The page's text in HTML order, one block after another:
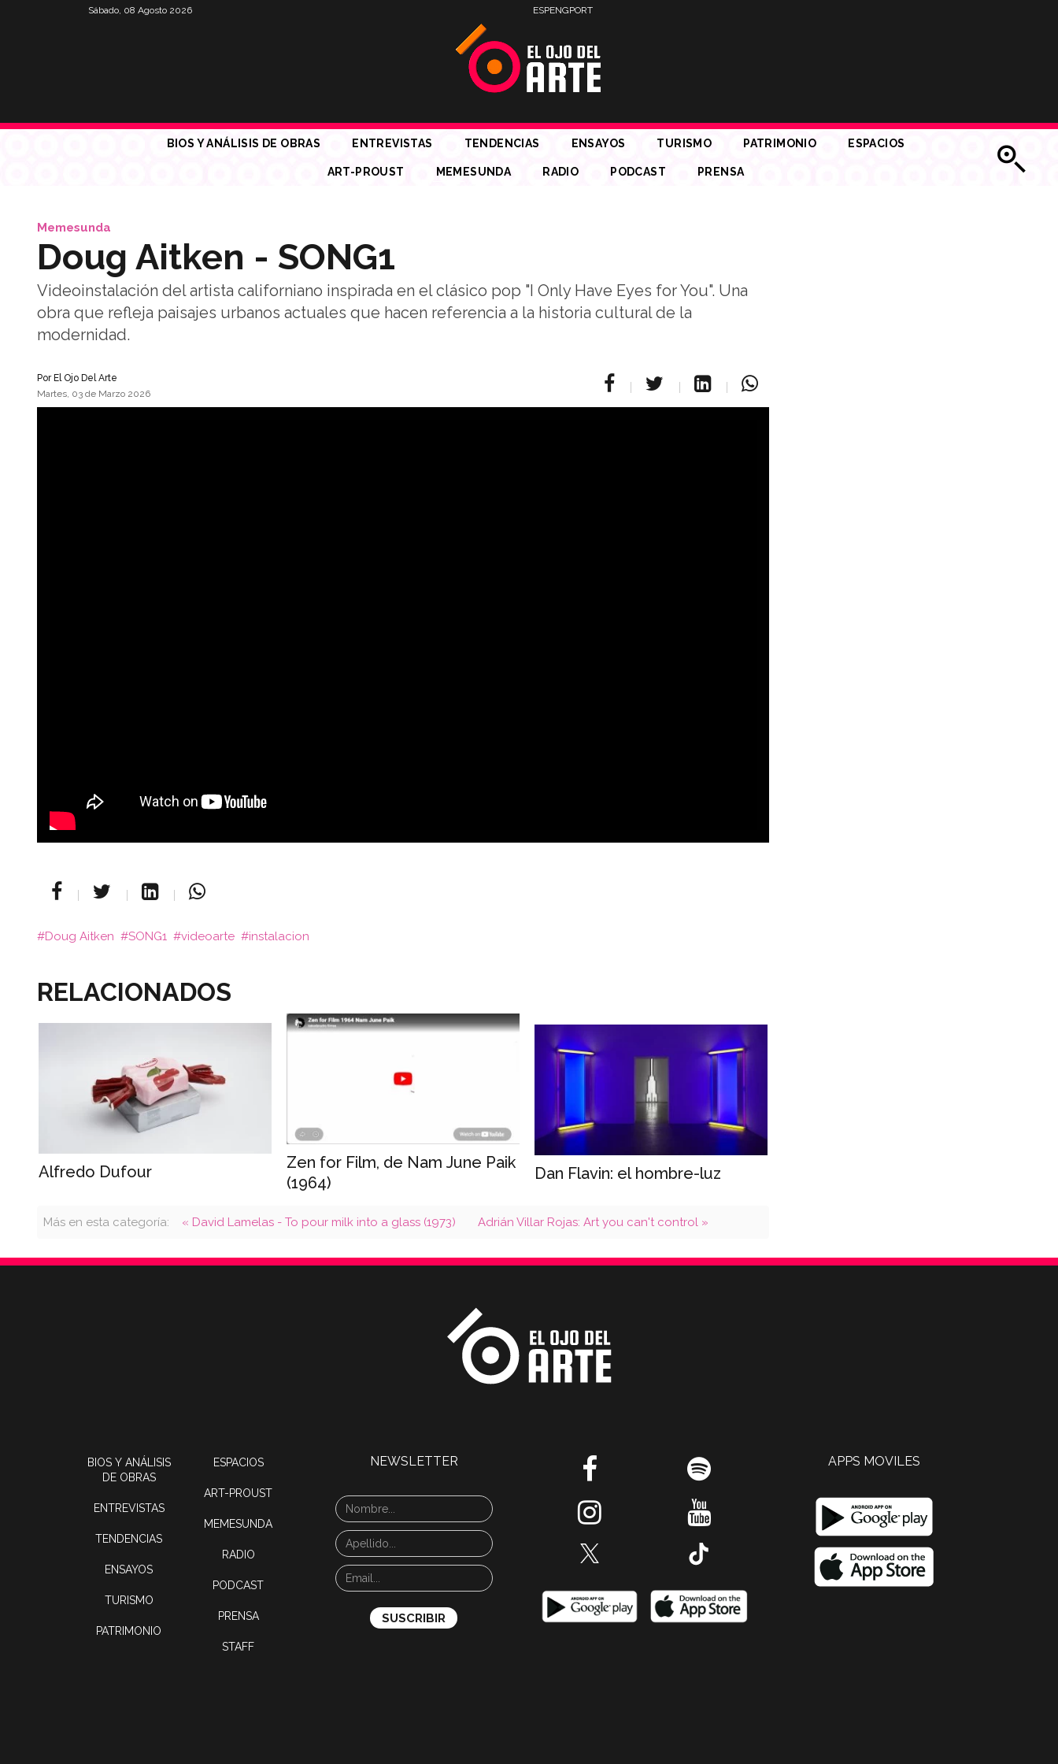
Sábado, 08 Agosto 2026 ESPENGPORT
BIOS Y ANÁLISIS DE OBRAS ENTREVISTAS TENDENCIAS ENSAYOS TURISMO PATRIMONIO ESPACIOS
ART-PROUST MEMESUNDA RADIO PODCAST PRENSA
Memesunda
Doug Aitken - SONG1
Videoinstalación del artista californiano inspirada en el clásico pop "I Only Have Eyes for You". Una
obra que refleja paisajes urbanos actuales que hacen referencia a la historia cultural de la
modernidad.
PorEl Ojo Del Arte
Martes, 03 de Marzo 2026
Doug Aitken SONG1 videoarte instalacion
RELACIONADOS
Alfredo Dufour
Zen for Film, de Nam June Paik
(1964)
Dan Flavin: el hombre-luz
Más en esta categoría: « David Lamelas - To pour milk into a glass (1973) Adrián Villar Rojas: Art you can't control »
BIOS Y ANÁLISIS
DE OBRAS
ENTREVISTAS
TENDENCIAS
ENSAYOS
TURISMO
PATRIMONIO
ESPACIOS
ART-PROUST
MEMESUNDA
RADIO
PODCAST
PRENSA
STAFF
NEWSLETTER APPS MOVILES